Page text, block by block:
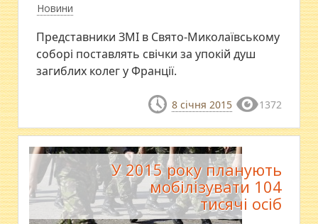
Новини
Представники ЗМІ в Свято-Миколаївському
соборі поставлять свічки за упокій душ
загиблих колег у Франції.
8 січня 2015 1372
У 2015 року планують
мобілізувати 104
тисячі осіб